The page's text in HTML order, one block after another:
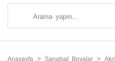
Anasayfa Sanatsal Boyalar